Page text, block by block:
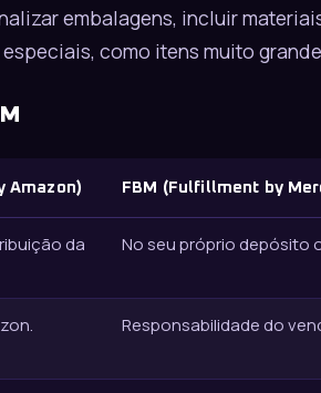
embalagens, incluir
como itens muito
Amazon) FBM (Fulfillment by
da
No seu próprio depósito
Responsabilidade do